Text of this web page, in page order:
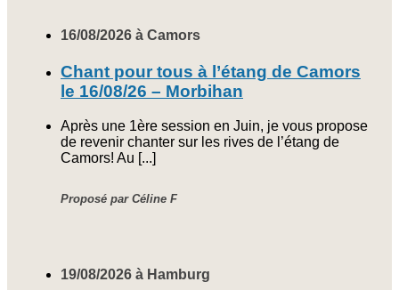
16/08/2026 à Camors
Chant pour tous à l’étang de Camors
le 16/08/26 – Morbihan
Après une 1ère session en Juin, je vous propose
de revenir chanter sur les rives de l’étang de
Camors! Au [...]
Proposé par Céline F
19/08/2026 à Hamburg